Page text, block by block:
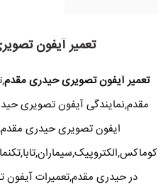
تعمیر آیفون
تعمیر آیفون تصویری حیدری مقدم
مقدم,نمایندگی آیفون تصویری
ایفون تصویری حیدری
در حیدری مقدم,تعمیرات